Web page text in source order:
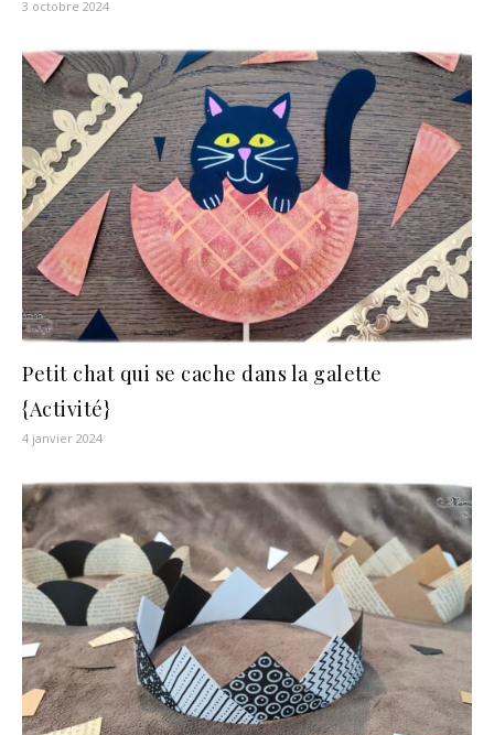
3 octobre 2024
Petit chat qui se cache dans la galette
{Activité}
4 janvier 2024